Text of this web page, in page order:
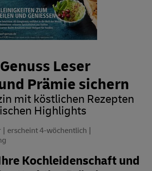
Leser
Prämie sichern
mit köstlichen Rezepten
Highlights
erscheint 4-wöchentlich
Kochleidenschaft und